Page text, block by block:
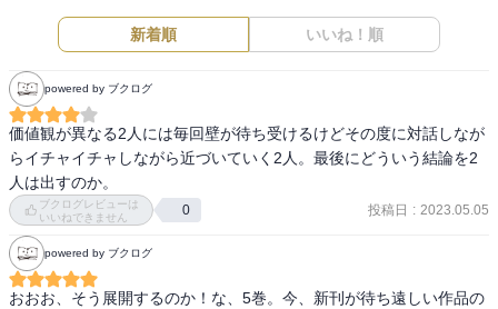
新着順 いいね！順
powered by ブクログ
価値観が異なる2人には毎回壁が待ち受けるけどその度に対話しなが
らイチャイチャしながら近づいていく2人。最後にどういう結論を2
人は出すのか。
ブクログレビューは
いいねできません
0 投稿日 : 2023.05.05
powered by ブクログ
おおお、そう展開するのか！な、5巻。今、新刊が待ち遠しい作品の